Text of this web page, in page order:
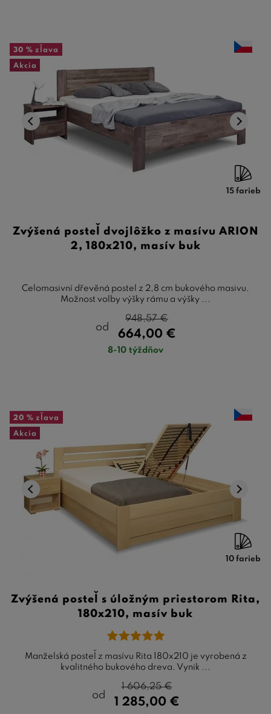
30 % zľava
Akcia
15 farieb
Zvýšená posteľ dvojlôžko z masívu ARION
2, 180x210, masív buk
Celomasivní dřevěná postel z 2,8 cm bukového masivu.
Možnost volby výšky rámu a výšky ...
od
664,00 €
948,57€
8-10 týždňov
20 % zľava
Akcia
10 farieb
Zvýšená posteľ s úložným priestorom Rita,
180x210, masív buk
Manželská posteľ z masívu Rita 180x210 je vyrobená z
kvalitného bukového dreva. Vynik ...
od
1 285,00 €
1 606,25€